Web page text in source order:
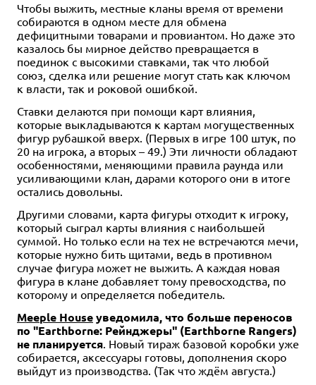
Чтобы выжить, местные кланы время от времени
собираются в одном месте для обмена
дефицитными товарами и провиантом. Но даже это
казалось бы мирное действо превращается в
поединок с высокими ставками, так что любой
союз, сделка или решение могут стать как ключом
к власти, так и роковой ошибкой.
Ставки делаются при помощи карт влияния,
которые выкладываются к картам могущественных
фигур рубашкой вверх. (Первых в игре 100 штук, по
20 на игрока, а вторых – 49.) Эти личности обладают
особенностями, меняющими правила раунда или
усиливающими клан, дарами которого они в итоге
остались довольны.
Другими словами, карта фигуры отходит к игроку,
который сыграл карты влияния с наибольшей
суммой. Но только если на тех не встречаются мечи,
которые нужно бить щитами, ведь в противном
случае фигура может не выжить. А каждая новая
фигура в клане добавляет тому превосходства, по
которому и определяется победитель.
Meeple Houseуведомила, что больше переносов
по "Earthborne: Рейнджеры" (Earthborne Rangers)
не планируется. Новый тираж базовой коробки уже
собирается, аксессуары готовы, дополнения скоро
выйдут из производства. (Так что ждём августа.)